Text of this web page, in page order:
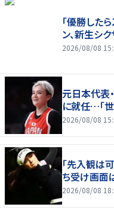
「優勝した
ン、新生シ
2026/08/08
元日本代表
に就任…「
2026/08/08
「先入観は
ち受け画面
2026/08/08